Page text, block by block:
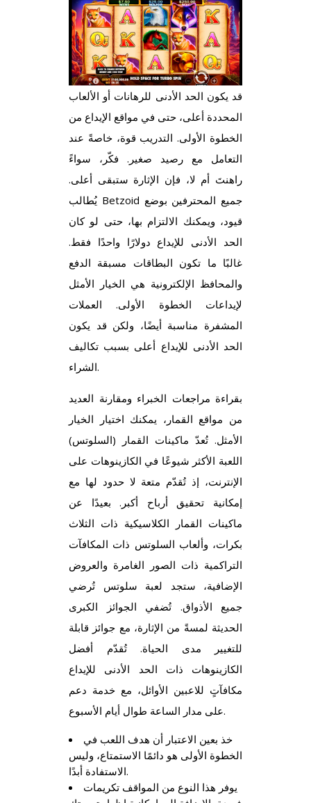
قد يكون الحد الأدنى للرهانات أو الألعاب
المحددة أعلى، حتى في مواقع الإيداع من
الخطوة الأولى. التدريب قوة، خاصةً عند
التعامل مع رصيد صغير. فكّر، سواءً
راهنتَ أم لا، فإن الإثارة ستبقى أعلى.
يُطالب Betzoid جميع المحترفين بوضع
قيود، ويمكنك الالتزام بها، حتى لو كان
الحد الأدنى للإيداع دولارًا واحدًا فقط.
غالبًا ما تكون البطاقات مسبقة الدفع
والمحافظ الإلكترونية هي الخيار الأمثل
لإيداعات الخطوة الأولى. العملات
المشفرة مناسبة أيضًا، ولكن قد يكون
الحد الأدنى للإيداع أعلى بسبب تكاليف
الشراء.
بقراءة مراجعات الخبراء ومقارنة العديد
من مواقع القمار، يمكنك اختيار الخيار
الأمثل. تُعدّ ماكينات القمار (السلوتس)
اللعبة الأكثر شيوعًا في الكازينوهات على
الإنترنت، إذ تُقدّم متعة لا حدود لها مع
إمكانية تحقيق أرباح أكبر. بعيدًا عن
ماكينات القمار الكلاسيكية ذات الثلاث
بكرات، وألعاب السلوتس ذات المكافآت
التراكمية ذات الصور الغامرة والعروض
الإضافية، ستجد لعبة سلوتس تُرضي
جميع الأذواق. تُضفي الجوائز الكبرى
الحديثة لمسةً من الإثارة، مع جوائز قابلة
للتغيير مدى الحياة. تُقدّم أفضل
الكازينوهات ذات الحد الأدنى للإيداع
مكافآتٍ للاعبين الأوائل، مع خدمة دعم
على مدار الساعة طوال أيام الأسبوع.
خذ بعين الاعتبار أن هدف اللعب في
الخطوة الأولى هو دائمًا الاستمتاع، وليس
الاستفادة أبدًا.
يوفر هذا النوع من المواقف تكريمات